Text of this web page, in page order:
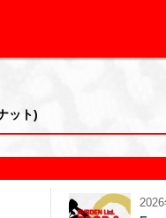
ット)
2025年09月16日